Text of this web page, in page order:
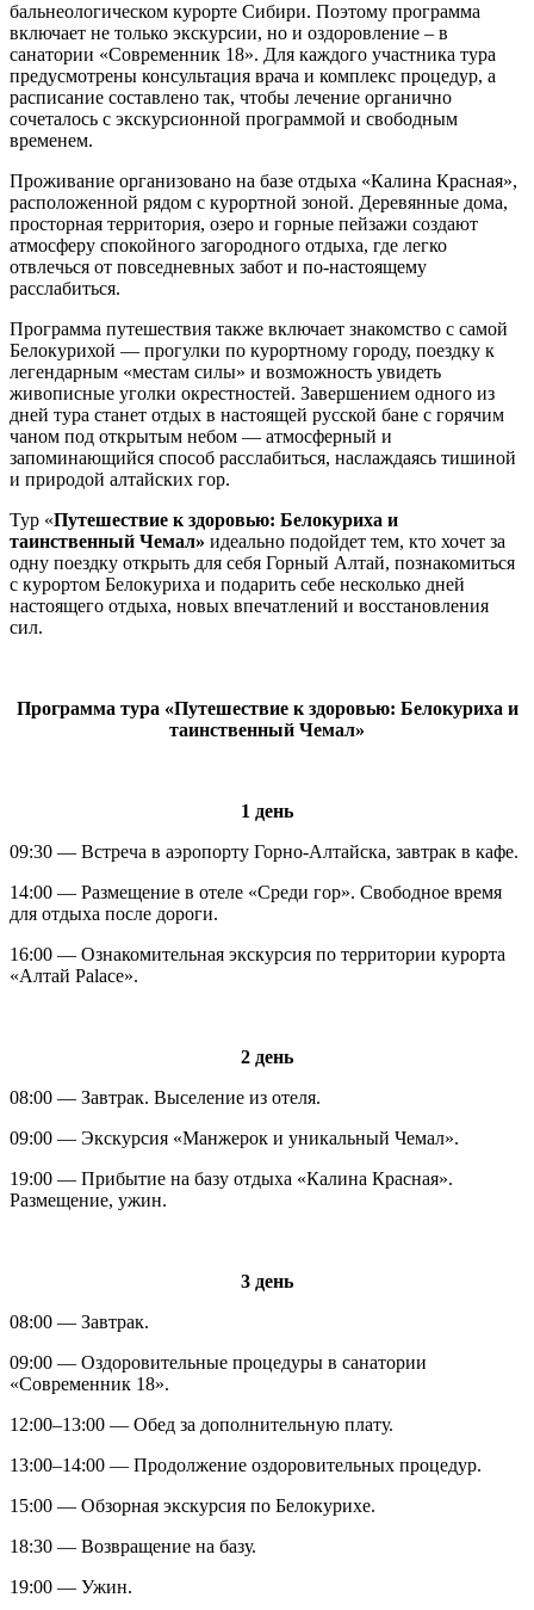
бальнеологическом курорте Сибири. Поэтому программа
включает не только экскурсии, но и оздоровление – в
санатории «Современник 18». Для каждого участника тура
предусмотрены консультация врача и комплекс процедур, а
расписание составлено так, чтобы лечение органично
сочеталось с экскурсионной программой и свободным
временем.
Проживание организовано на базе отдыха «Калина Красная»,
расположенной рядом с курортной зоной. Деревянные дома,
просторная территория, озеро и горные пейзажи создают
атмосферу спокойного загородного отдыха, где легко
отвлечься от повседневных забот и по-настоящему
расслабиться.
Программа путешествия также включает знакомство с самой
Белокурихой — прогулки по курортному городу, поездку к
легендарным «местам силы» и возможность увидеть
живописные уголки окрестностей. Завершением одного из
дней тура станет отдых в настоящей русской бане с горячим
чаном под открытым небом — атмосферный и
запоминающийся способ расслабиться, наслаждаясь тишиной
и природой алтайских гор.
Тур «Путешествие к здоровью: Белокуриха и
таинственный Чемал» идеально подойдет тем, кто хочет за
одну поездку открыть для себя Горный Алтай, познакомиться
с курортом Белокуриха и подарить себе несколько дней
настоящего отдыха, новых впечатлений и восстановления
сил.
Программа тура «Путешествие к здоровью: Белокуриха и
таинственный Чемал»
1 день
09:30 — Встреча в аэропорту Горно-Алтайска, завтрак в кафе.
14:00 — Размещение в отеле «Среди гор». Свободное время
для отдыха после дороги.
16:00 — Ознакомительная экскурсия по территории курорта
«Алтай Palace».
2 день
08:00 — Завтрак. Выселение из отеля.
09:00 — Экскурсия «Манжерок и уникальный Чемал».
19:00 — Прибытие на базу отдыха «Калина Красная».
Размещение, ужин.
3 день
08:00 — Завтрак.
09:00 — Оздоровительные процедуры в санатории
«Современник 18».
12:00–13:00 — Обед за дополнительную плату.
13:00–14:00 — Продолжение оздоровительных процедур.
15:00 — Обзорная экскурсия по Белокурихе.
18:30 — Возвращение на базу.
19:00 — Ужин.